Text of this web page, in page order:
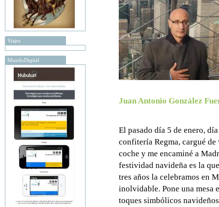
Viajes
MundoDigital
Juan Antonio González
El pasado día 5 de enero,
confitería Regma, cargué
coche y me encaminé a
festividad navideña es la
tres años la celebramos en
inolvidable. Pone una mesa
toques simbólicos